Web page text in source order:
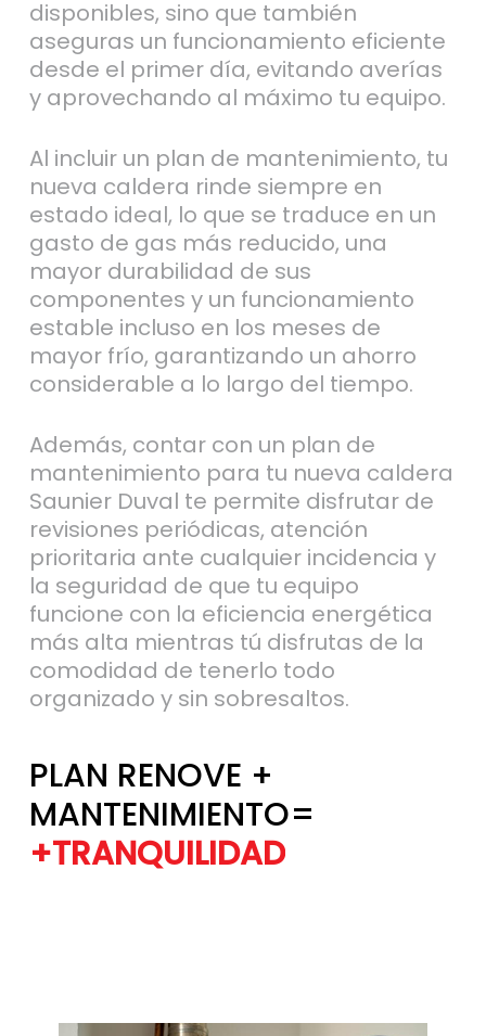
desde el primer día, evitando averías
y aprovechando al máximo tu equipo.
Al incluir un plan de mantenimiento, tu
nueva caldera rinde siempre en
estado ideal, lo que se traduce en un
gasto de gas más reducido, una
mayor durabilidad de sus
componentes y un funcionamiento
estable incluso en los meses de
mayor frío, garantizando un ahorro
considerable a lo largo del tiempo.
Además, contar con un plan de
mantenimiento para tu nueva caldera
Saunier Duval te permite disfrutar de
revisiones periódicas, atención
prioritaria ante cualquier incidencia y
la seguridad de que tu equipo
funcione con la eficiencia energética
más alta mientras tú disfrutas de la
comodidad de tenerlo todo
organizado y sin sobresaltos.
MANTENIMIENTO=
+TRANQUILIDAD
+EFICIENCIA